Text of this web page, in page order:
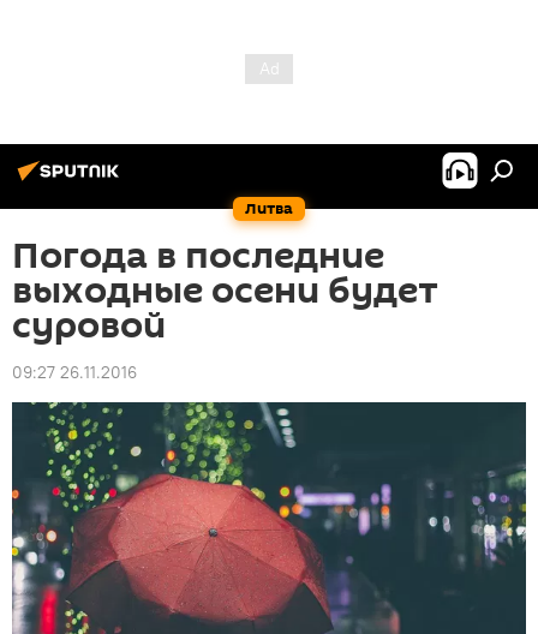
Литва
Погода в последние
выходные осени будет
суровой
09:27 26.11.2016